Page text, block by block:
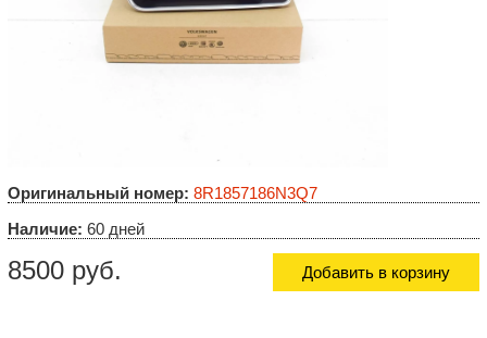
Оригинальный номер: 8R1857186N3Q7
Наличие: 60 дней
8500 руб. Добавить в корзину